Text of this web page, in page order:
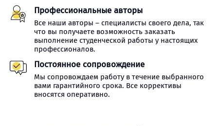
Профессиональные авторы
Все наши авторы – специалисты своего дела, так
что вы получаете возможность заказать
выполнение студенческой работы у настоящих
профессионалов.
Постоянное сопровождение
Мы сопровождаем работу в течение выбранного
вами гарантийного срока. Все коррективы
вносятся оперативно.